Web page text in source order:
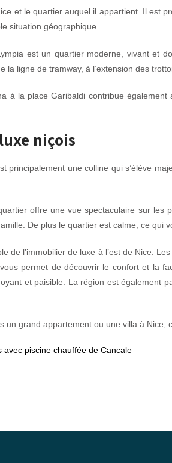
et le quartier auquel il appartient. Il est
situation géographique.
est un quartier moderne, vivant et
la ligne de tramway, à l’extension des
à la place Garibaldi contribue
niçois
principalement une colline qui s’élève
offre une vue spectaculaire sur
De plus le quartier est calme, ce qui
de l’immobilier de luxe à l’est de Nice.
permet de découvrir le confort et la
et paisible. La région est également
un grand appartement ou une villa à
avec piscine chauffée de Cancale